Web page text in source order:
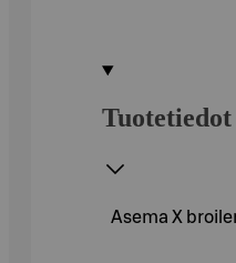
Tuotetiedot
Asema X